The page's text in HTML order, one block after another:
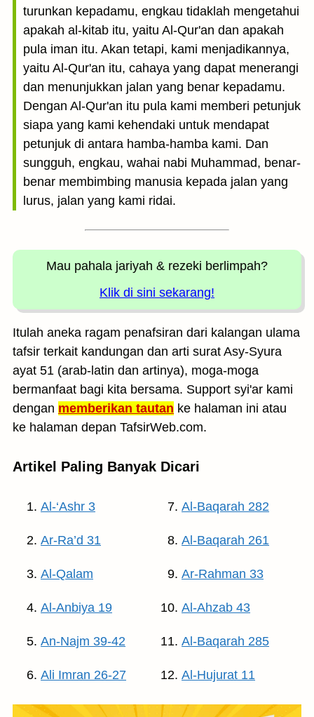
turunkan kepadamu, engkau tidaklah mengetahui
apakah al-kitab itu, yaitu Al-Qur'an dan apakah
pula iman itu. Akan tetapi, kami menjadikannya,
yaitu Al-Qur'an itu, cahaya yang dapat menerangi
dan menunjukkan jalan yang benar kepadamu.
Dengan Al-Qur'an itu pula kami memberi petunjuk
siapa yang kami kehendaki untuk mendapat
petunjuk di antara hamba-hamba kami. Dan
sungguh, engkau, wahai nabi Muhammad, benar-
benar membimbing manusia kepada jalan yang
lurus, jalan yang kami ridai.
Mau pahala jariyah & rezeki berlimpah?
Klik di sini sekarang!
Itulah aneka ragam penafsiran dari kalangan ulama
tafsir terkait kandungan dan arti surat Asy-Syura
ayat 51 (arab-latin dan artinya), moga-moga
bermanfaat bagi kita bersama. Support syi'ar kami
dengan memberikan tautan ke halaman ini atau
ke halaman depan TafsirWeb.com.
Artikel Paling Banyak Dicari
Al-‘Ashr 3
Ar-Ra’d 31
Al-Qalam
Al-Anbiya 19
An-Najm 39-42
Ali Imran 26-27
Al-Baqarah 282
Al-Baqarah 261
Ar-Rahman 33
Al-Ahzab 43
Al-Baqarah 285
Al-Hujurat 11